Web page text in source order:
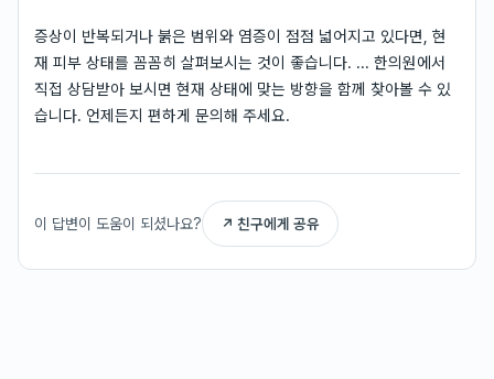
증상이 반복되거나 붉은 범위와 염증이 점점 넓어지고 있다면, 현
재 피부 상태를 꼼꼼히 살펴보시는 것이 좋습니다. ... 한의원에서
직접 상담받아 보시면 현재 상태에 맞는 방향을 함께 찾아볼 수 있
습니다. 언제든지 편하게 문의해 주세요.
이 답변이 도움이 되셨나요? ↗ 친구에게 공유